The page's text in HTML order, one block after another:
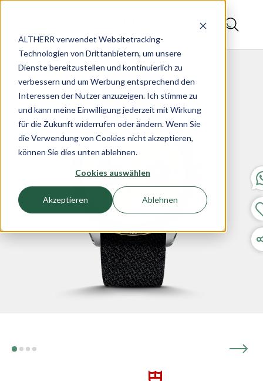
ALTHERR verwendet Websitetracking-
Technologien von Drittanbietern, um unsere
Dienste bereitzustellen und kontinuierlich zu
verbessern und um Werbung entsprechend den
Interessen der Nutzer anzuzeigen. Ich stimme zu
und kann meine Einwilligung jederzeit mit Wirkung
für die Zukunft widerrufen oder ändern. Wenn Sie
die Verwendung von Cookies nicht akzeptieren,
können Sie dies unten ablehnen.
Cookies auswählen
Akzeptieren Ablehnen